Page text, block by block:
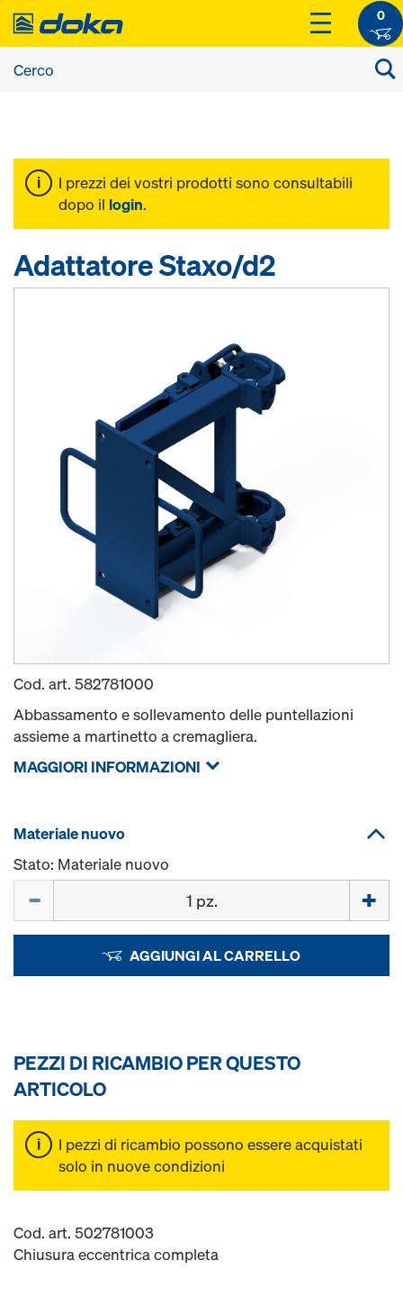
0
I prezzi dei vostri prodotti sono consultabili
dopo il login.
Adattatore Staxo/d2
Cod. art. 582781000
Abbassamento e sollevamento delle puntellazioni
assieme a martinetto a cremagliera.
MAGGIORI INFORMAZIONI
Materiale nuovo
Stato: Materiale nuovo
AGGIUNGI AL CARRELLO
PEZZI DI RICAMBIO PER QUESTO
ARTICOLO
I pezzi di ricambio possono essere acquistati
solo in nuove condizioni
Cod. art. 502781003
Chiusura eccentrica completa